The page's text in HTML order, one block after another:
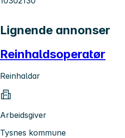
Lignende annonser
Reinhaldsoperatør
Reinhaldar
Arbeidsgiver
Tysnes kommune